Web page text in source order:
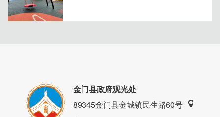
金门县政府观光处
89345金门县金城镇民生路60号